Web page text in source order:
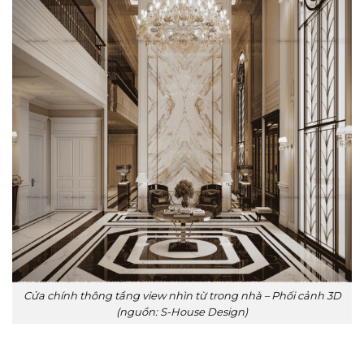
Cửa chính thông tầng view nhìn từ trong nhà – Phối cảnh 3D
(nguồn: S-House Design)